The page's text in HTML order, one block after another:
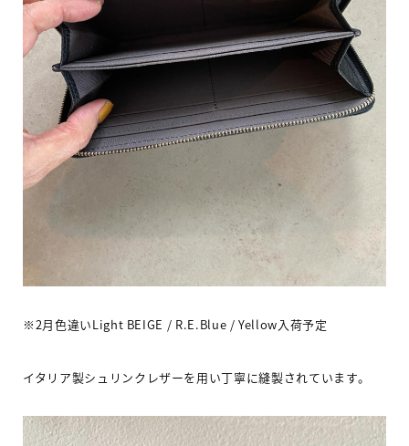
※2月色違いLight BEIGE / R.E.Blue / Yellow 入荷予定
イタリア製シュリンクレザーを用い丁寧に縫製されています。